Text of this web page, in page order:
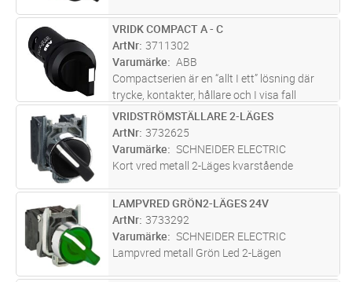
ST Lägg i kundvagn
VRIDK COMPACT A - C
ArtNr 3711302
Varumärke
ABB
Compactserien är en “allt I ett” lösning där
trycke, kontakter, hållare och I visa fall
ljuskälla är inkluderade I en enhet.
Compactserein finns i en mängd olika
produkttyper såsom: tryckknappar, si
mer
ST Lägg i kundvagn
VRIDSTRÖMSTÄLLARE 2-LÄGES
ArtNr 3732625
Varumärke
SCHNEIDER ELECTRIC
Kort vred metall 2-Läges kvarstående
ST Lägg i kundvagn
LAMPVRED GRÖN2-LÄGES 24V
ArtNr 3733292
Varumärke
SCHNEIDER ELECTRIC
Lampvred metall Grön Led 2-Lägen